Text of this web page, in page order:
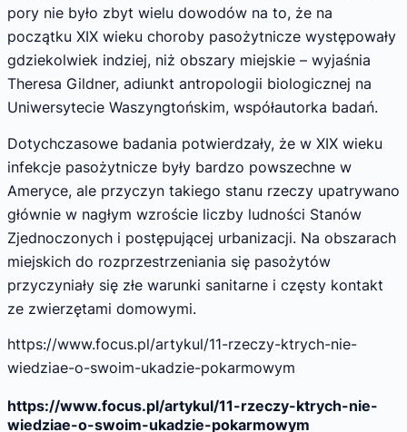
pory nie było zbyt wielu dowodów na to, że na
początku XIX wieku choroby pasożytnicze występowały
gdziekolwiek indziej, niż obszary miejskie – wyjaśnia
Theresa Gildner, adiunkt antropologii biologicznej na
Uniwersytecie Waszyngtońskim, współautorka badań.
Dotychczasowe badania potwierdzały, że w XIX wieku
infekcje pasożytnicze były bardzo powszechne w
Ameryce, ale przyczyn takiego stanu rzeczy upatrywano
głównie w nagłym wzroście liczby ludności Stanów
Zjednoczonych i postępującej urbanizacji. Na obszarach
miejskich do rozprzestrzeniania się pasożytów
przyczyniały się złe warunki sanitarne i częsty kontakt
ze zwierzętami domowymi.
https://www.focus.pl/artykul/11-rzeczy-ktrych-nie-
wiedziae-o-swoim-ukadzie-pokarmowym
https://www.focus.pl/artykul/11-rzeczy-ktrych-nie-
wiedziae-o-swoim-ukadzie-pokarmowym